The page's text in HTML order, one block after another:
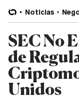
Noticias
SEC No
de
Unidos